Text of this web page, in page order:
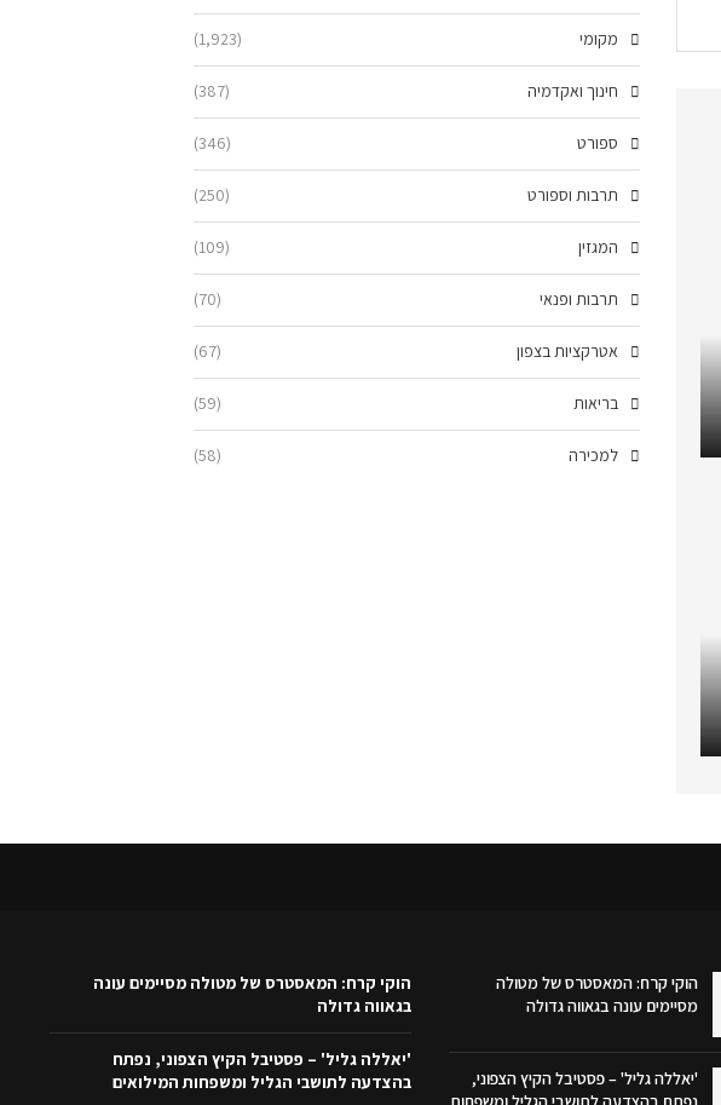
מקומי (1,923)
חינוך ואקדמיה (387)
ספורט (346)
תרבות וספורט (250)
המגזין (109)
תרבות ופנאי (70)
אטרקציות בצפון (67)
בריאות (59)
למכירה (58)
הוקי קרח: המאסטרס של מטולה
מסיימים עונה בגאווה גדולה
'יאללה גליל' – פסטיבל הקיץ הצפוני,
הוקי קרח: המאסטרס של מטולה מסיימים עונה
בגאווה גדולה
'יאללה גליל' – פסטיבל הקיץ הצפוני, נפתח
בהצדעה לתושבי הגליל ומשפחות המילואים